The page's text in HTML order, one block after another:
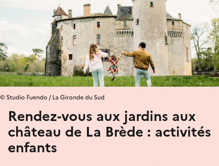
Rendez-vous aux jardins aux
château de La Brède : activités
enfants
© Studio Fuendo / La Gironde du Sud